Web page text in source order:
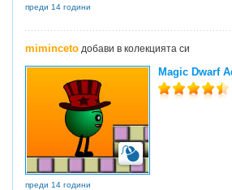
преди 14 години
miminceto добави в колекцията си
Magic Dwarf
преди 14 години